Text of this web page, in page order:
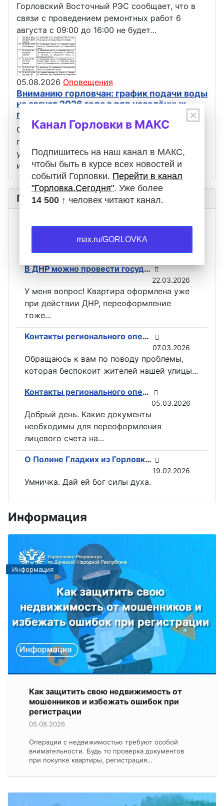
Горловский Восточный РЭС сообщает, что в
связи с проведением ремонтных работ 6
августа с 09:00 до 16:00 не будет…
05.08.2026 Оповещения
Вниманию горловчан: график подачи воды
на август 2026 года в ряд населённых
пунктов Горловки
Обращаем ваше внимание, что время
появления воды в населённых пунктах,
указанных в таблице, зависит от удалённости
их…
Последние комментарии
В Горловке будет поспокойней: ВС РФ возвели флаги на всех ключевых точках при освобождении Константиновки
В ДНР можно провести государственную регистрацию прав на недвижимость в электронном виде
22.03.2026
У меня вопрос! Квартира оформлена уже
при действии ДНР, переоформление
тоже...
Контакты регионального оператора по вывозу ТКО ГУП «ДОНСНАБКОМПЛЕКТ» в Горловке
07.03.2026
Обращаюсь к вам по поводу проблемы,
которая беспокоит жителей нашей улицы...
Контакты регионального оператора по вывозу ТКО ГУП «ДОНСНАБКОМПЛЕКТ» в Горловке
05.03.2026
Добрый день. Какие документы
необходимы для переоформления
лицевого счета на...
О Полине Гладких из Горловки снимут документальный фильм
19.02.2026
Умничка. Дай ей бог силы духа.
Информация
Информация
Как защитить свою недвижимость от
мошенников и избежать ошибок при
регистрации
05.08.2026
Операции с недвижимостью требуют особой
внимательности. Будь то проверка документов
при покупке квартиры, регистрация…
×
Канал Горловки в МАКС
Подпишитесь на наш канал в МАКС,
чтобы быть в курсе всех новостей и
событий Горловки. Перейти в канал
"Горловка.Сегодня". Уже более
14 500 ↑ человек читают канал.
max.ru/GORLOVKA